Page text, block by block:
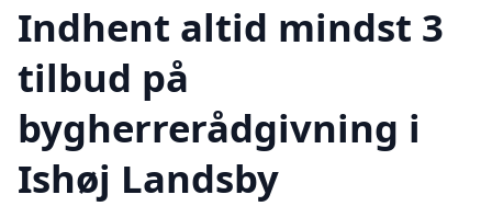
Indhent altid mindst 3
tilbud på
bygherrerådgivning i
Ishøj Landsby